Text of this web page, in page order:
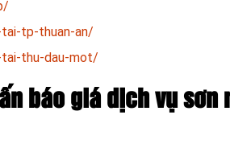
tp-thuan-an/
tai-thu-dau-mot/
báo giá dịch vụ sơn